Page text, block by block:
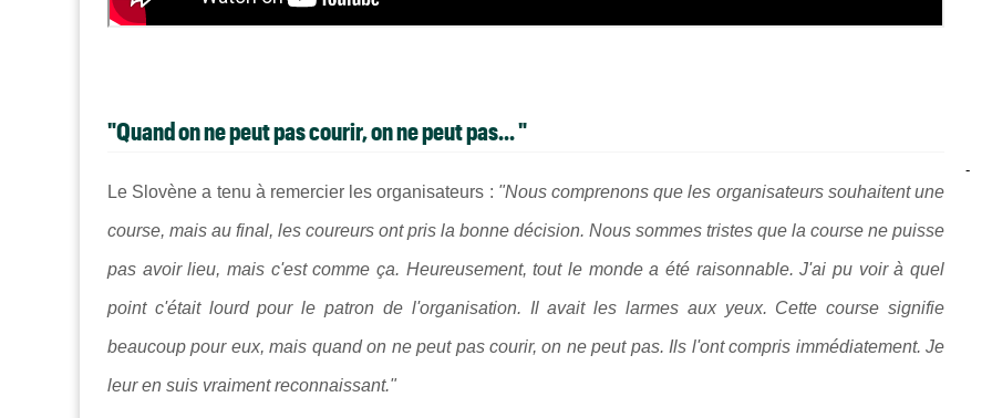
"Quand on ne peut pas courir, on ne peut pas... "
Le Slovène a tenu à remercier les organisateurs : "Nous comprenons que les organisateurs souhaitent une
course, mais au final, les coureurs ont pris la bonne décision. Nous sommes tristes que la course ne puisse
pas avoir lieu, mais c'est comme ça. Heureusement, tout le monde a été raisonnable. J'ai pu voir à quel
point c'était lourd pour le patron de l'organisation. Il avait les larmes aux yeux. Cette course signifie
beaucoup pour eux, mais quand on ne peut pas courir, on ne peut pas. Ils l'ont compris immédiatement. Je
leur en suis vraiment reconnaissant."
-